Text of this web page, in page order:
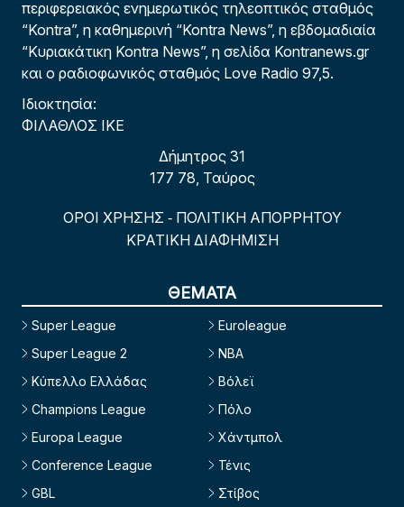
περιφερειακός ενημερωτικός τηλεοπτικός σταθμός
“Kontra”, η καθημερινή “Kontra News”, η εβδομαδιαία
“Κυριακάτικη Kontra News”, η σελίδα Kontranews.gr
και ο ραδιοφωνικός σταθμός Love Radio 97,5.
Ιδιοκτησία:
ΦΙΛΑΘΛΟΣ ΙΚΕ
Δήμητρος 31
177 78, Ταύρος
ΟΡΟΙ ΧΡΗΣΗΣ - ΠΟΛΙΤΙΚΗ ΑΠΟΡΡΗΤΟΥ
ΚΡΑΤΙΚΗ ΔΙΑΦΗΜΙΣΗ
ΘΕΜΑΤΑ
Super League
Super League 2
Κύπελλο Ελλάδας
Champions League
Europa League
Conference League
GBL
Euroleague
NBA
Βόλεϊ
Πόλο
Χάντμπολ
Τένις
Στίβος